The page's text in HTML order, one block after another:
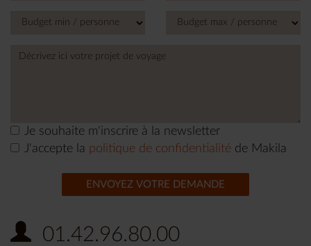
+1
Je souhaite m'inscrire à la newsletter
J'accepte la politique de confidentialité de Makila
ENVOYEZ VOTRE DEMANDE
01.42.96.80.00